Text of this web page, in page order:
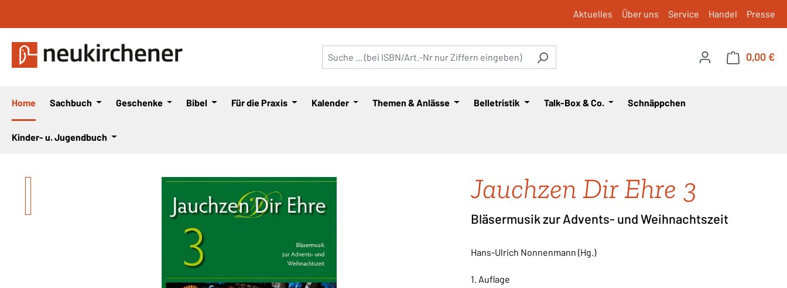
Aktuelles Über uns Service Handel Presse
0,00 €
Home Sachbuch Geschenke Bibel Für die Praxis Kalender Themen & Anlässe Belletristik Talk-Box & Co. Schnäppchen
Kinder- u. Jugendbuch
Jauchzen Dir Ehre 3
Bläsermusik zur Advents- und Weihnachtszeit
Hans-Ulrich Nonnenmann (Hg.)
1. Auflage